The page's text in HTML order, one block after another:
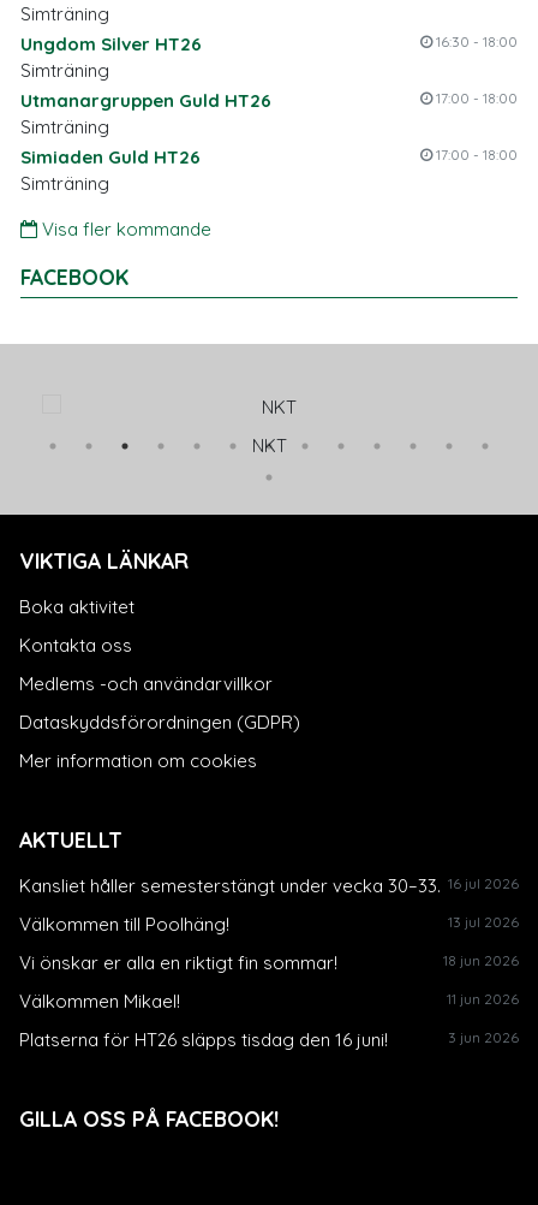
Simträning
Ungdom Silver HT26
16:30 - 18:00
Simträning
Utmanargruppen Guld HT26
17:00 - 18:00
Simträning
Simiaden Guld HT26
17:00 - 18:00
Simträning
Visa fler kommande
FACEBOOK
NKT
VIKTIGA LÄNKAR
Boka aktivitet
Kontakta oss
Medlems -och användarvillkor
Dataskyddsförordningen (GDPR)
Mer information om cookies
AKTUELLT
Kansliet håller semesterstängt under vecka 30–33. 16 jul 2026
Välkommen till Poolhäng! 13 jul 2026
Vi önskar er alla en riktigt fin sommar! 18 jun 2026
Välkommen Mikael! 11 jun 2026
Platserna för HT26 släpps tisdag den 16 juni! 3 jun 2026
GILLA OSS PÅ FACEBOOK!